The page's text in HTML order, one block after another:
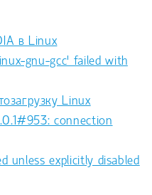
в Linux
gnu-gcc' failed with
Linux
connection
unless explicitly disabled